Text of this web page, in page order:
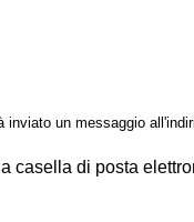
inviato un messaggio
casella di posta